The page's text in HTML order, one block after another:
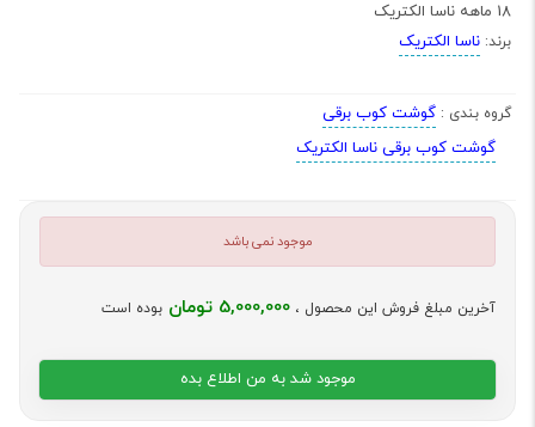
18 ماهه ناسا الکتریک
برند: ناسا الکتریک
گروه بندی : گوشت کوب برقی
گوشت کوب برقی ناسا الکتریک
موجود نمی باشد
آخرین مبلغ فروش این محصول ، 5,000,000 تومان بوده است
موجود شد به من اطلاع بده